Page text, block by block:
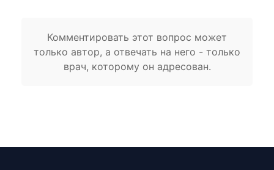
Комментировать этот вопрос может
только автор, а отвечать на него - только
врач, которому он адресован.